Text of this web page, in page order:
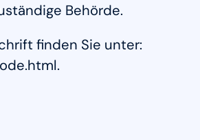
Behörde.
finden Sie unter: